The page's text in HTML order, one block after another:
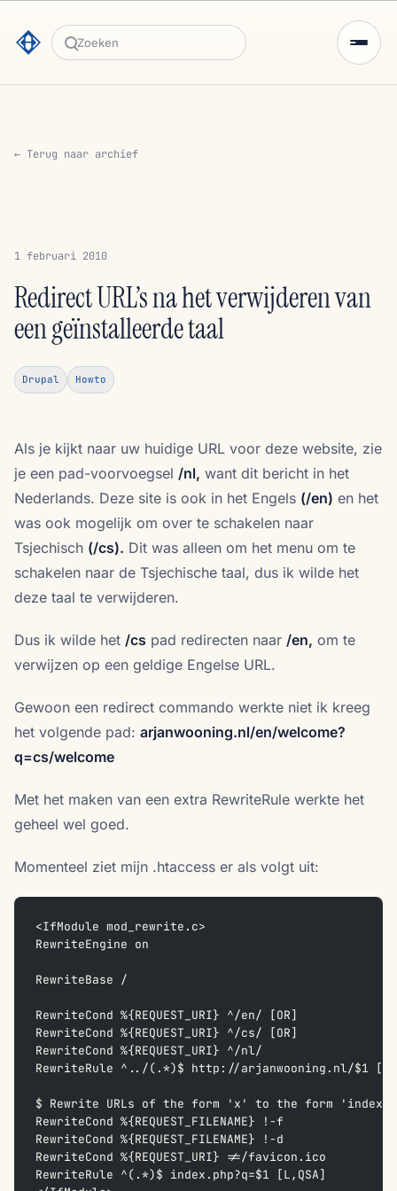
Zoeken
← Terug naar archief
1 februari 2010
Redirect URL’s na het verwijderen van
een geïnstalleerde taal
Drupal Howto
Als je kijkt naar uw huidige URL voor deze website, zie
je een pad-voorvoegsel /nl, want dit bericht in het
Nederlands. Deze site is ook in het Engels (/en) en het
was ook mogelijk om over te schakelen naar
Tsjechisch (/cs). Dit was alleen om het menu om te
schakelen naar de Tsjechische taal, dus ik wilde het
deze taal te verwijderen.
Dus ik wilde het /cs pad redirecten naar /en, om te
verwijzen op een geldige Engelse URL.
Gewoon een redirect commando werkte niet ik kreeg
het volgende pad: arjanwooning.nl/en/welcome?
q=cs/welcome
Met het maken van een extra RewriteRule werkte het
geheel wel goed.
Momenteel ziet mijn .htaccess er als volgt uit:
<IfModule mod_rewrite.c>
RewriteEngine on
RewriteBase /
RewriteCond %{REQUEST_URI} ^/en/ [OR]
RewriteCond %{REQUEST_URI} ^/cs/ [OR]
RewriteCond %{REQUEST_URI} ^/nl/
RewriteRule ^../(.*)$ http://arjanwooning.nl/$1
$ Rewrite URLs of the form 'x' to the form
RewriteCond %{REQUEST_FILENAME} !-f
RewriteCond %{REQUEST_FILENAME} !-d
RewriteCond %{REQUEST_URI} !=/favicon.ico
RewriteRule ^(.*)$ index.php?q=$1 [L,QSA]